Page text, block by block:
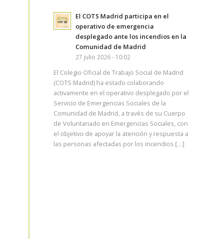
El COTS Madrid participa en el
operativo de emergencia
desplegado ante los incendios en la
Comunidad de Madrid
27 julio 2026 - 10:02
El Colegio Oficial de Trabajo Social de Madrid
(COTS Madrid) ha estado colaborando
activamente en el operativo desplegado por el
Servicio de Emergencias Sociales de la
Comunidad de Madrid, a través de su Cuerpo
de Voluntariado en Emergencias Sociales, con
el objetivo de apoyar la atención y respuesta a
las personas afectadas por los incendios […]